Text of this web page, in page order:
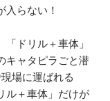
入らない！
ドリル＋車体」
キャタピラごと潜
場に運ばれる
ル＋車体」だけが